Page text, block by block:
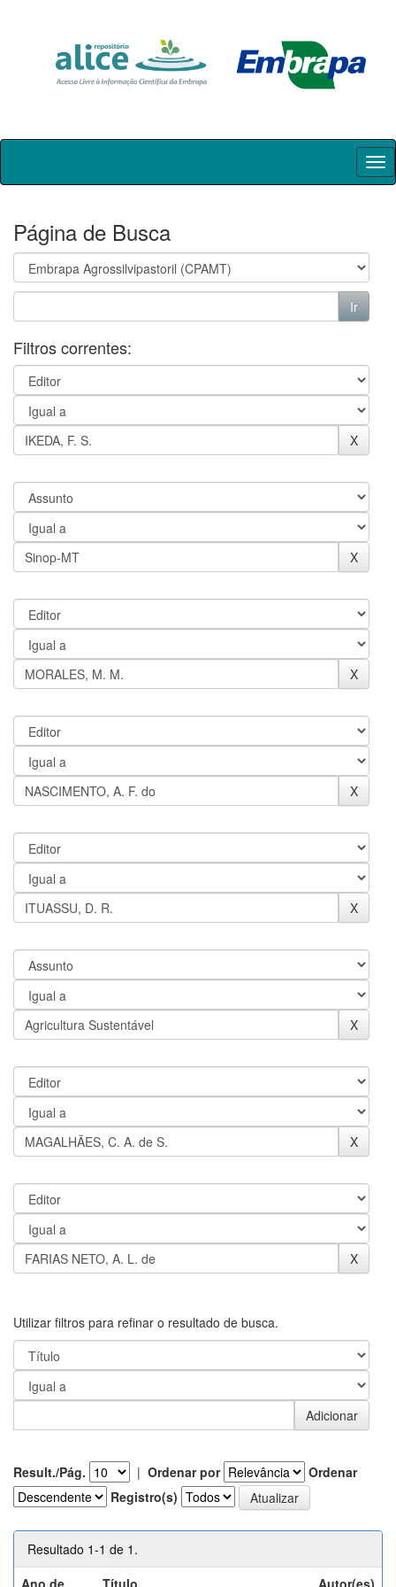
Skip
Página de Busca
Filtros correntes:
Utilizar filtros para refinar o resultado de busca.
Result./Pág. | Ordenar por
Ordenar
Registro(s)
Resultado 1-1 de 1.
Ano de
Título Autor(es)